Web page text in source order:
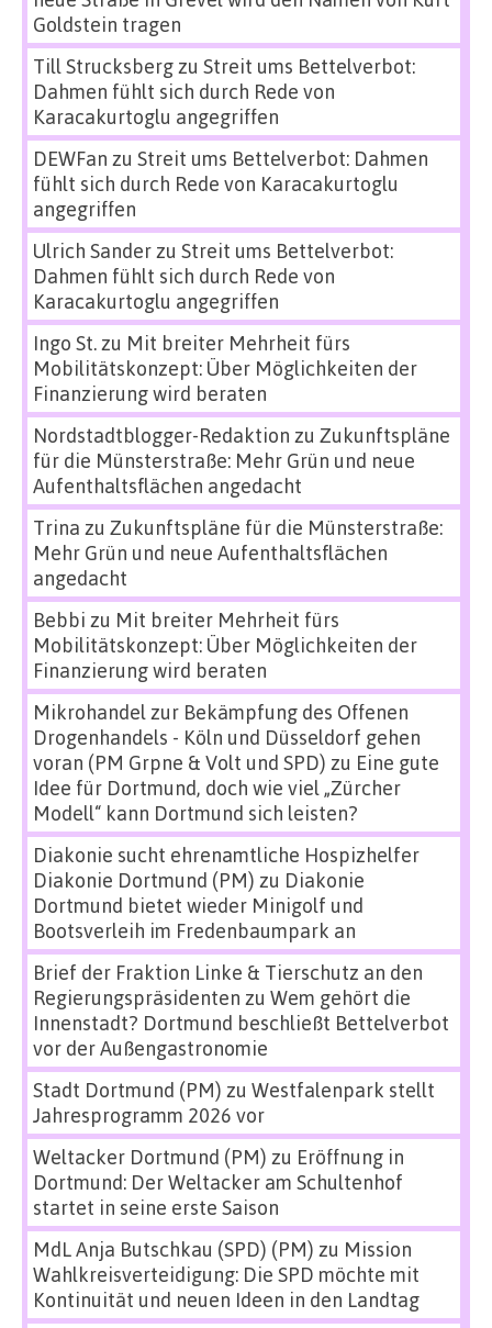
Goldstein tragen
Till Strucksbergzu Streit ums Bettelverbot:
Dahmen fühlt sich durch Rede von
Karacakurtoglu angegriffen
DEWFan zu Streit ums Bettelverbot: Dahmen
fühlt sich durch Rede von Karacakurtoglu
angegriffen
Ulrich Sanderzu Streit ums Bettelverbot:
Dahmen fühlt sich durch Rede von
Karacakurtoglu angegriffen
Ingo St.zu Mit breiter Mehrheit fürs
Mobilitätskonzept: Über Möglichkeiten der
Finanzierung wird beraten
Nordstadtblogger-Redaktion zu Zukunftspläne
für die Münsterstraße: Mehr Grün und neue
Aufenthaltsflächen angedacht
Trina zu Zukunftspläne für die Münsterstraße:
Mehr Grün und neue Aufenthaltsflächen
angedacht
Bebbi zu Mit breiter Mehrheit fürs
Mobilitätskonzept: Über Möglichkeiten der
Finanzierung wird beraten
Mikrohandel zur Bekämpfung des Offenen
Drogenhandels - Köln und Düsseldorf gehen
voran (PM Grpne & Volt und SPD) zu Eine gute
Idee für Dortmund, doch wie viel „Zürcher
Modell“ kann Dortmund sich leisten?
Diakonie sucht ehrenamtliche Hospizhelfer
Diakonie Dortmund (PM) zu Diakonie
Dortmund bietet wieder Minigolf und
Bootsverleih im Fredenbaumpark an
Brief der Fraktion Linke & Tierschutz an den
Regierungspräsidenten zu Wem gehört die
Innenstadt? Dortmund beschließt Bettelverbot
vor der Außengastronomie
Stadt Dortmund (PM) zu Westfalenpark stellt
Jahresprogramm 2026 vor
Weltacker Dortmund (PM) zu Eröffnung in
Dortmund: Der Weltacker am Schultenhof
startet in seine erste Saison
MdL Anja Butschkau (SPD) (PM) zu Mission
Wahlkreisverteidigung: Die SPD möchte mit
Kontinuität und neuen Ideen in den Landtag